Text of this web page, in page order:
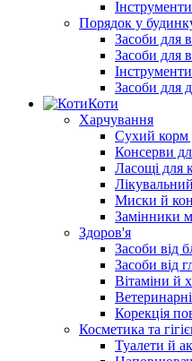
Порядок у
Засоби для
Засоби для
Засоби для
Коти
Харчування
Сухий корм
Консерви
Ласощі для
Миски й
Замінники
Здоров'я
Засоби від
Засоби від
Вітаміни й
Корекція
Косметика та
Туалети й